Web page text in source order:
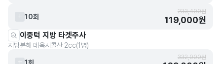
10회
233,400원
119,000원
이중턱 지방 타겟주사
지방분해 데옥시콜산 2cc(1병)
332,000원